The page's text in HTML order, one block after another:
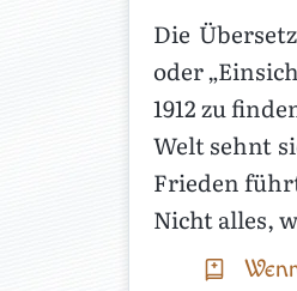
Die
oder
1912 zu
Welt sehnt
Frieden
Nicht alles,